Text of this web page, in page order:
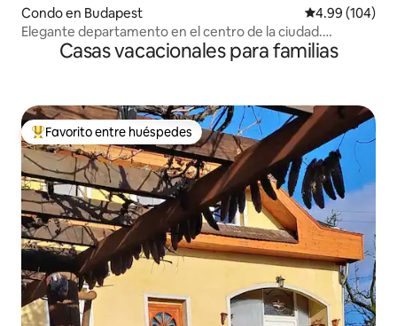
Condo en Budapest Calificación
4.99 (104)
Elegante departamento en el centro de la ciudad.
Limpiado por el propietario
Casas vacacionales para familias
Favorito entre huéspedes preferido
Favorito entre huéspedes